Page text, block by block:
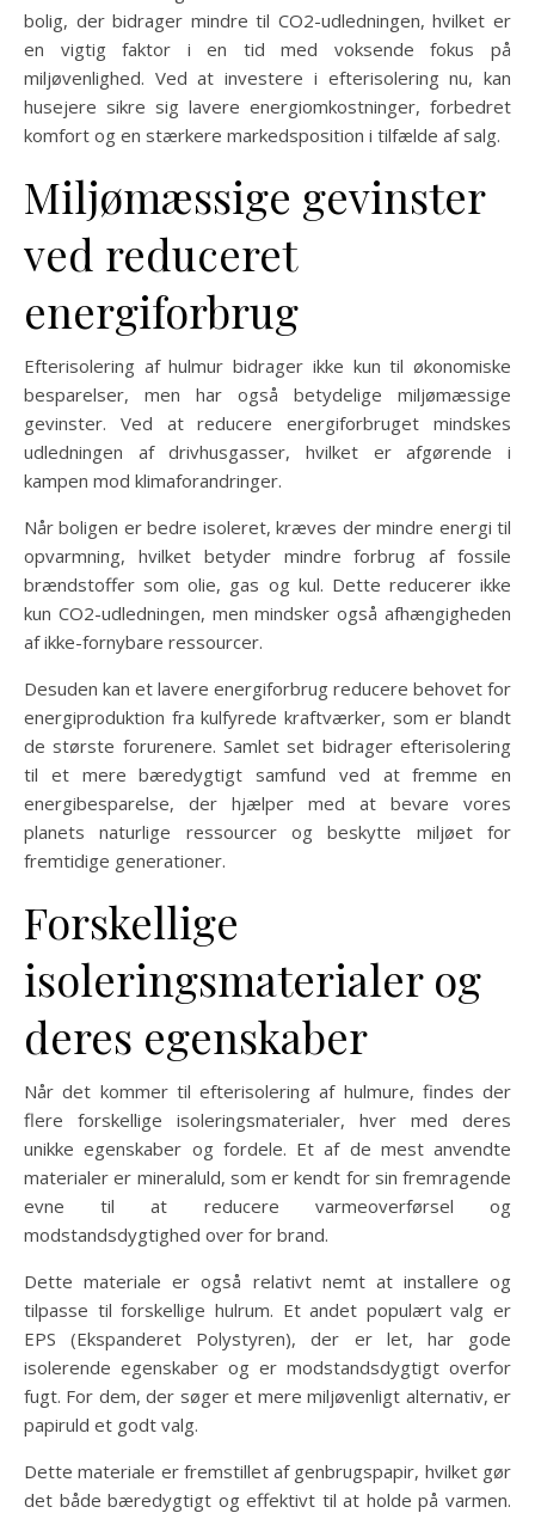
bolig, der bidrager mindre til CO2-udledningen, hvilket er
en vigtig faktor i en tid med voksende fokus på
miljøvenlighed. Ved at investere i efterisolering nu, kan
husejere sikre sig lavere energiomkostninger, forbedret
komfort og en stærkere markedsposition i tilfælde af salg.
Miljømæssige gevinster
ved reduceret
energiforbrug
Efterisolering af hulmur bidrager ikke kun til økonomiske
besparelser, men har også betydelige miljømæssige
gevinster. Ved at reducere energiforbruget mindskes
udledningen af drivhusgasser, hvilket er afgørende i
kampen mod klimaforandringer.
Når boligen er bedre isoleret, kræves der mindre energi til
opvarmning, hvilket betyder mindre forbrug af fossile
brændstoffer som olie, gas og kul. Dette reducerer ikke
kun CO2-udledningen, men mindsker også afhængigheden
af ikke-fornybare ressourcer.
Desuden kan et lavere energiforbrug reducere behovet for
energiproduktion fra kulfyrede kraftværker, som er blandt
de største forurenere. Samlet set bidrager efterisolering
til et mere bæredygtigt samfund ved at fremme en
energibesparelse, der hjælper med at bevare vores
planets naturlige ressourcer og beskytte miljøet for
fremtidige generationer.
Forskellige
isoleringsmaterialer og
deres egenskaber
Når det kommer til efterisolering af hulmure, findes der
flere forskellige isoleringsmaterialer, hver med deres
unikke egenskaber og fordele. Et af de mest anvendte
materialer er mineraluld, som er kendt for sin fremragende
evne til at reducere varmeoverførsel og
modstandsdygtighed over for brand.
Dette materiale er også relativt nemt at installere og
tilpasse til forskellige hulrum. Et andet populært valg er
EPS (Ekspanderet Polystyren), der er let, har gode
isolerende egenskaber og er modstandsdygtigt overfor
fugt. For dem, der søger et mere miljøvenligt alternativ, er
papiruld et godt valg.
Dette materiale er fremstillet af genbrugspapir, hvilket gør
det både bæredygtigt og effektivt til at holde på varmen.